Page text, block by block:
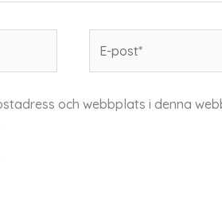
post*
och webbplats i denna